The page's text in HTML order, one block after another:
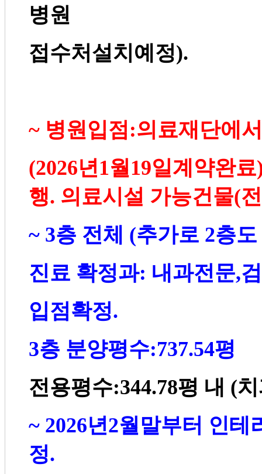
병원
접수처설치예정).
~ 병원입점:의료재단에
(2026년1월19일계약완료
행. 의료시설 가능건물(
~ 3층 전체 (추가로 2층
진료 확정과: 내과전문,
입점확정.
3층 분양평수:737.54평
전용평수:344.78평 내 (
~ 2026년2월말부터 인테
정.